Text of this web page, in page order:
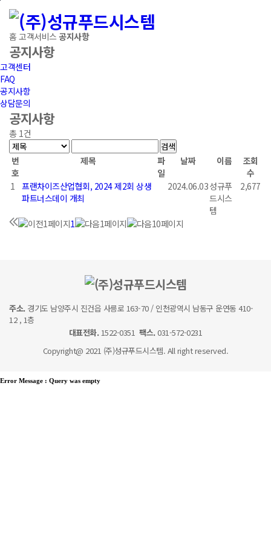
본문바로가기
공지사항
홈 고객서비스공지사항
공지사항
고객센터
FAQ
공지사항
상담문의
공지사항
총 1건
번
호
제목
파
일
날짜 이름
조회
수
1 프랜차이즈산업협회, 2024 제2회 상생
파트너스데이 개최
2024.06.03성규푸
드시스
템
2,677
1
주소.경기도 남양주시 진건읍 사릉로 163-70 / 인천광역시 남동구 운연동 410-
12 , 1층
대표전화.1522-0351 팩스.031-572-0231
Copyright@ 2021 (주)성규푸드시스템. All right reserved.
Error Message : Query was empty